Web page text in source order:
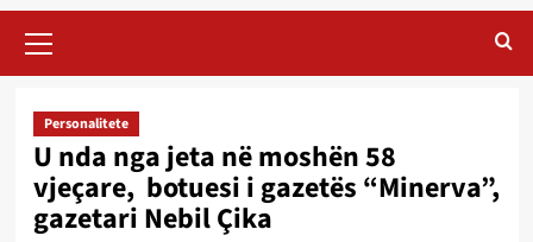
Menu
Personalitete
U nda nga jeta në moshën 58
vjeçare, botuesi i gazetës “Minerva”,
gazetari Nebil Çika